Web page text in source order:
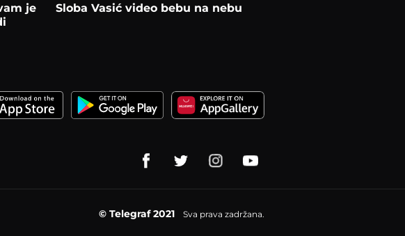
je
Sloba Vasić video bebu na nebu
© Telegraf 2021 Sva prava zadržana.